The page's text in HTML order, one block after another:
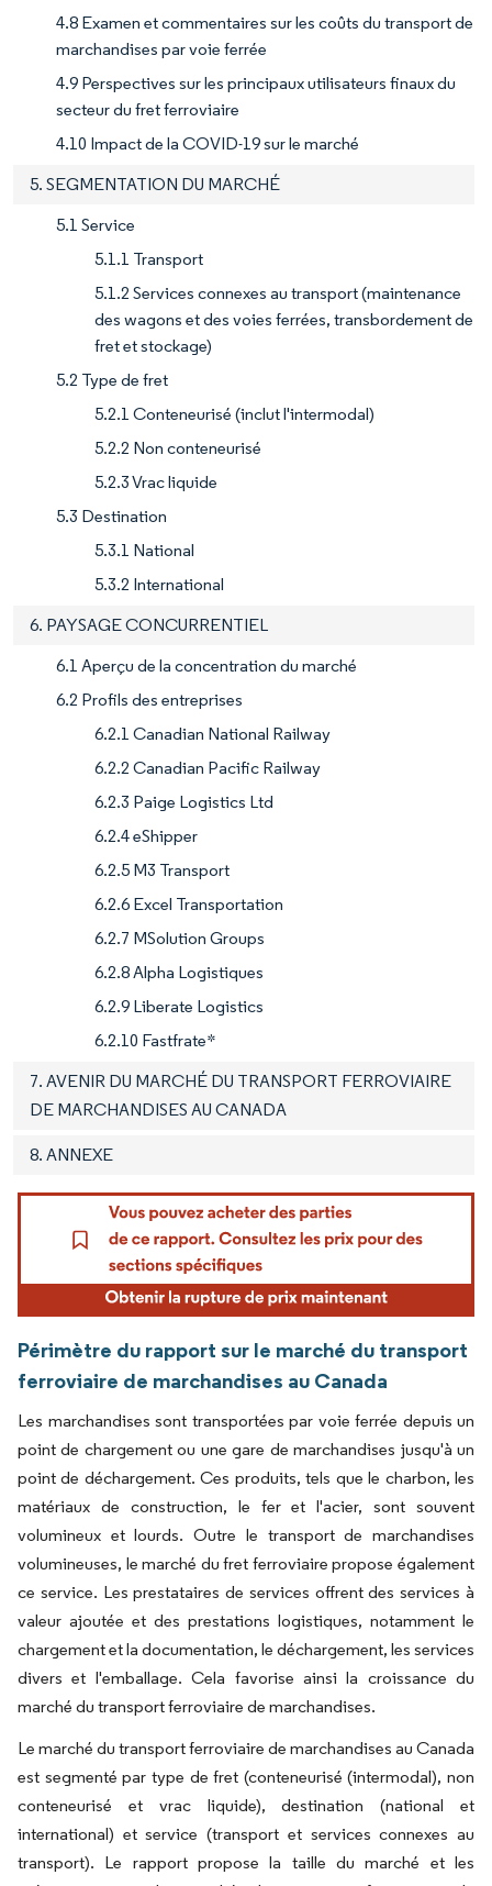
4.8 Examen et commentaires sur les coûts du transport de
marchandises par voie ferrée
4.9 Perspectives sur les principaux utilisateurs finaux du
secteur du fret ferroviaire
4.10 Impact de la COVID-19 sur le marché
5. SEGMENTATION DU MARCHÉ
5.1 Service
5.1.1 Transport
5.1.2 Services connexes au transport (maintenance
des wagons et des voies ferrées, transbordement de
fret et stockage)
5.2 Type de fret
5.2.1 Conteneurisé (inclut l'intermodal)
5.2.2 Non conteneurisé
5.2.3 Vrac liquide
5.3 Destination
5.3.1 National
5.3.2 International
6. PAYSAGE CONCURRENTIEL
6.1 Aperçu de la concentration du marché
6.2 Profils des entreprises
6.2.1 Canadian National Railway
6.2.2 Canadian Pacific Railway
6.2.3 Paige Logistics Ltd
6.2.4 eShipper
6.2.5 M3 Transport
6.2.6 Excel Transportation
6.2.7 MSolution Groups
6.2.8 Alpha Logistiques
6.2.9 Liberate Logistics
6.2.10 Fastfrate*
7. AVENIR DU MARCHÉ DU TRANSPORT FERROVIAIRE
DE MARCHANDISES AU CANADA
8. ANNEXE
Périmètre du rapport sur le marché du transport
ferroviaire de marchandises au Canada
Les marchandises sont transportées par voie ferrée depuis un
point de chargement ou une gare de marchandises jusqu'à un
point de déchargement. Ces produits, tels que le charbon, les
matériaux de construction, le fer et l'acier, sont souvent
volumineux et lourds. Outre le transport de marchandises
volumineuses, le marché du fret ferroviaire propose également
ce service. Les prestataires de services offrent des services à
valeur ajoutée et des prestations logistiques, notamment le
chargement et la documentation, le déchargement, les services
divers et l'emballage. Cela favorise ainsi la croissance du
marché du transport ferroviaire de marchandises.
Le marché du transport ferroviaire de marchandises au Canada
est segmenté par type de fret (conteneurisé (intermodal), non
conteneurisé et vrac liquide), destination (national et
international) et service (transport et services connexes au
transport). Le rapport propose la taille du marché et les